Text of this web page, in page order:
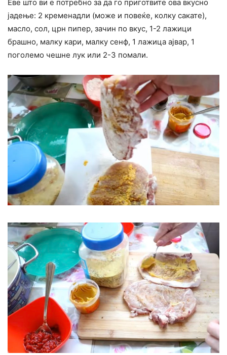
Еве што ви е потребно за да го приготвите ова вкусно
јадење: 2 кременадли (може и повеќе, колку сакате),
масло, сол, црн пипер, зачин по вкус, 1-2 лажици
брашно, малку кари, малку сенф, 1 лажица ајвар, 1
поголемо чешне лук или 2-3 помали.